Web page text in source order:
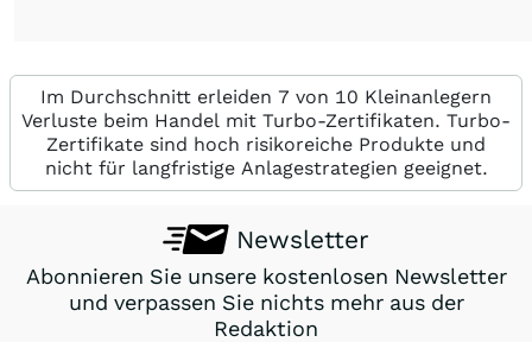
Im Durchschnitt erleiden 7 von 10 Kleinanlegern
Verluste beim Handel mit Turbo-Zertifikaten. Turbo-
Zertifikate sind hoch risikoreiche Produkte und
nicht für langfristige Anlagestrategien geeignet.
Newsletter
Abonnieren Sie unsere kostenlosen Newsletter
und verpassen Sie nichts mehr aus der
Redaktion